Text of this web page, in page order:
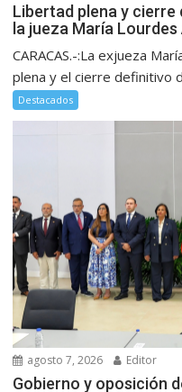
Libertad plena y
la jueza María
CARACAS.-:La exjueza
plena y el cierre definitivo
Destacados
agosto 7, 2026 Editor
Gobierno y oposición